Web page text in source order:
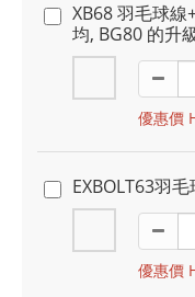
XB68 羽毛球
均, BG80 的升
優惠價
EXBOLT63羽
優惠價